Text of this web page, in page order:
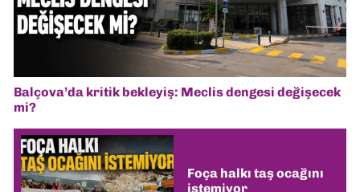
Balçova’da kritik bekleyiş: Meclis dengesi değişecek
mi?
Foça halkı taş ocağını
istemiyor